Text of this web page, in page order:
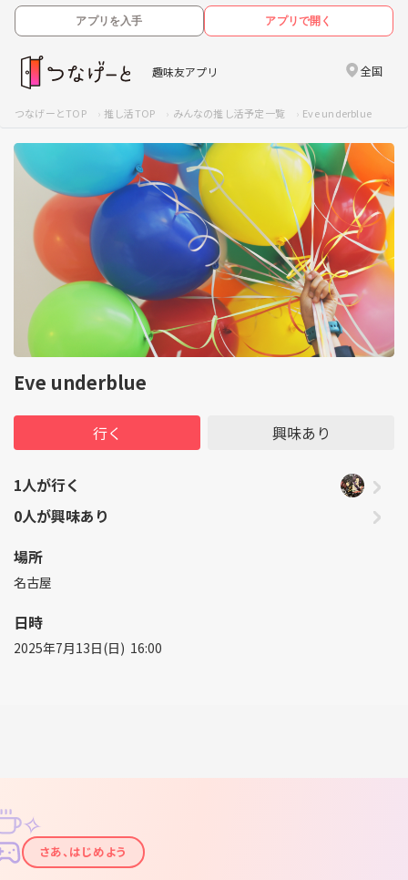
アプリを入手 アプリで開く
趣味友アプリ 全国
つなげーとTOP 推し活TOP みんなの推し活予定一覧 Eve underblue
Eve underblue
行く 興味あり
1人が行く
0人が興味あり
場所
名古屋
日時
2025年7月13日(日) 16:00
✦
✧
さあ、はじめよう